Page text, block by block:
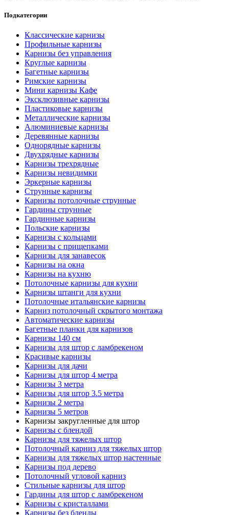
Подкатегории
Классические карнизы
Профильные карнизы
Карнизы без управления
Круглые карнизы
Багетные карнизы
Римские карнизы
Мини карнизы Кафе
Эксклюзивные карнизы
Пластиковые карнизы
Металлические карнизы
Алюминиевые карнизы
Деревянные карнизы
Однорядные карнизы
Двухрядные карнизы
Карнизы трехрядные
Карнизы невидимки
Эркерные карнизы
Струнные карнизы
Карнизы потолочные струнные
Гардины струнные
Гардинные карнизы
Польские карнизы
Карнизы с кольцами
Карнизы с прищепками
Карнизы для занавесок
Карнизы на окна
Карнизы на кухню
Потолочные карнизы для кухни
Карнизы штанги для кухни
Потолочные итальянские карнизы
Карниз потолочный скрытого монтажа
Автоматические карнизы
Багетные планки для карнизов
Карнизы 140 см
Карнизы для штор с ламбрекеном
Красивые карнизы
Карнизы для дачи
Карнизы для штор 4 метра
Карнизы 3 метра
Карнизы для штор 3.5 метра
Карнизы 2 метра
Карнизы 5 метров
Карнизы закругленные для штор
Карнизы с блендой
Карнизы для тяжелых штор
Потолочный карниз для тяжелых штор
Карнизы для тяжелых штор настенные
Карнизы под дерево
Потолочный угловой карниз
Стильные карнизы для штор
Гардины для штор с ламбрекеном
Карнизы с кристаллами
Карнизы без бленды